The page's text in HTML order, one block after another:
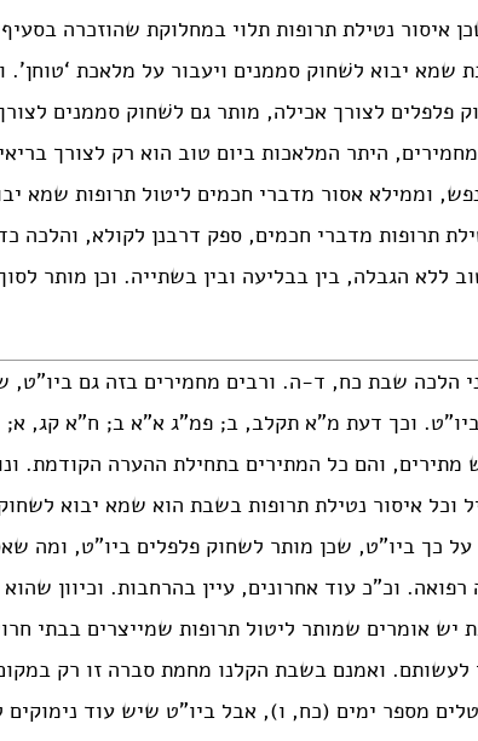
איסור נטילת תרופות תלוי במחלוקת שהוזכרה
שמא יבוא לשׁחוק סממנים ויעבור על מלאכת ‘טוחן’.
פלפלים לצורך אכילה, מותר גם לשׁחוק סממנים
היתר המלאכות ביום טוב הוא רק לצורך
וממילא אסור מדברי חכמים ליטול תרופות שמא
תרופות מדברי חכמים, ספק דרבנן לקולא, והלכה
ללא הגבלה, בין בבליעה ובין בשתייה. וכן מותר
הלכה שבת כח, ד-ה. ורבים מחמירים בזה גם ביו”ט,
וכך דעת מ”א תקלב, ב; פמ”ג א”א ב; ח”א קג,
והם כל המתירים בתחילת ההערה הקודמת.
וכל איסור נטילת תרופות בשבת הוא שמא יבוא
על כך ביו”ט, שכן מותר לשחוק פלפלים ביו”ט, ומה
וכ”כ עוד אחרונים, עיין בהרחבות. וכיוון
יש אומרים שמותר ליטול תרופות שמייצרים בבתי
ואמנם בשבת הקלנו מחמת סברה זו רק
בתרופה שנוטלים מספר ימים (כח, ו), אבל ביו”ט שיש עוד